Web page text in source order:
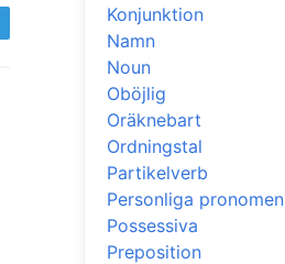
Konjunktion
Namn
Noun
Oböjlig
Oräknebart
Ordningstal
Partikelverb
Personliga pronomen
Possessiva
Preposition